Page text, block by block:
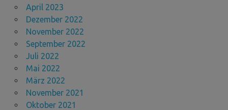
April 2023
Dezember 2022
November 2022
September 2022
Juli 2022
Mai 2022
März 2022
November 2021
Oktober 2021